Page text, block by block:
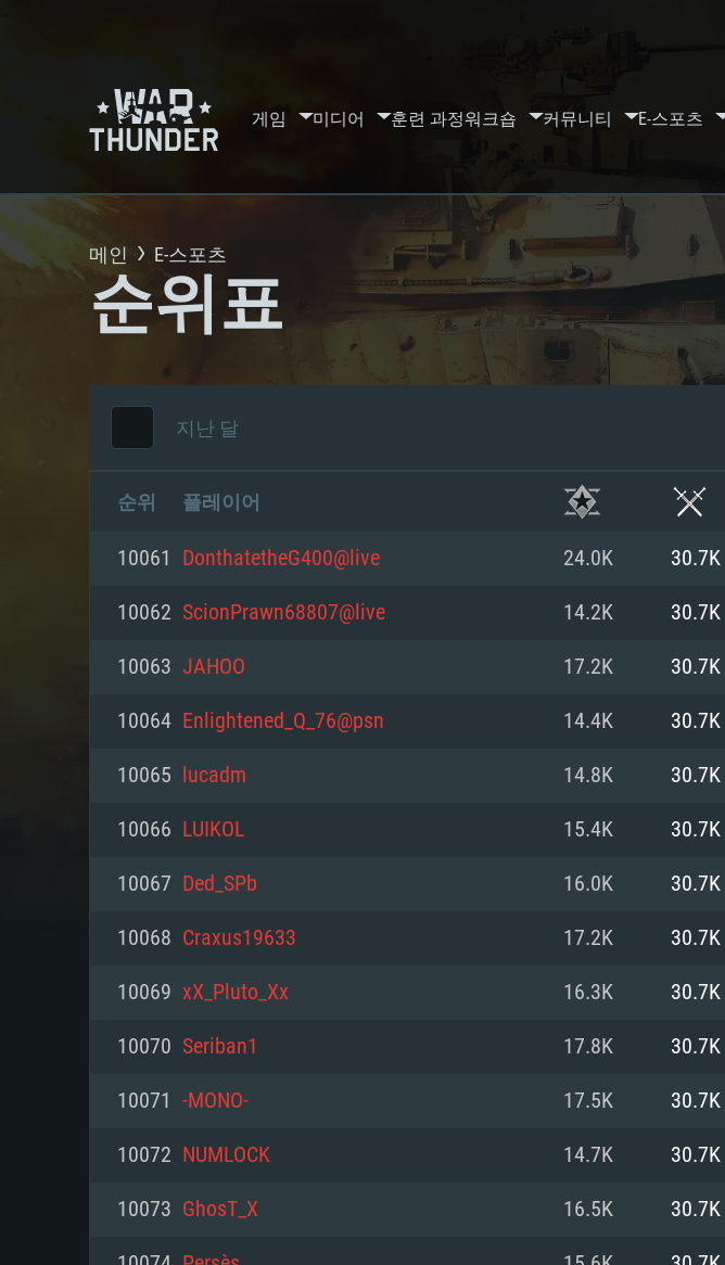
게임 미디어 훈련 과정워크숍 커뮤니티 E-스포츠
시스템
PC
최소사양
운영체제: Windows 10 (64 bit)
프로세서: 2.2 GHz 듀얼코어 이상
메모리: 4GB
최소사양
운영체제: Mac OS Big Sur 11.0
프로세서: 최소 2.2 GHz의 Core i5 (Intel Xeon 은 지
최소사양
운영체제: 64bit Linux 중 최신 버전
프로세서: 2.4 GHz 듀얼코어
메모리: 4 GB
메인 E-스포츠
순위표
지난 달
순위 플레이어
10061 DonthatetheG400@live 24.0K 30.7K
10062 ScionPrawn68807@live 14.2K 30.7K
10063 JAHOO 17.2K 30.7K
10064 Enlightened_Q_76@psn 14.4K 30.7K
10065 lucadm 14.8K 30.7K
10066 LUIKOL 15.4K 30.7K
10067 Ded_SPb 16.0K 30.7K
10068 Craxus19633 17.2K 30.7K
10069 xX_Pluto_Xx 16.3K 30.7K
10070 Seriban1 17.8K 30.7K
10071 -MONO- 17.5K 30.7K
10072 NUMLOCK 14.7K 30.7K
10073 GhosT_X 16.5K 30.7K